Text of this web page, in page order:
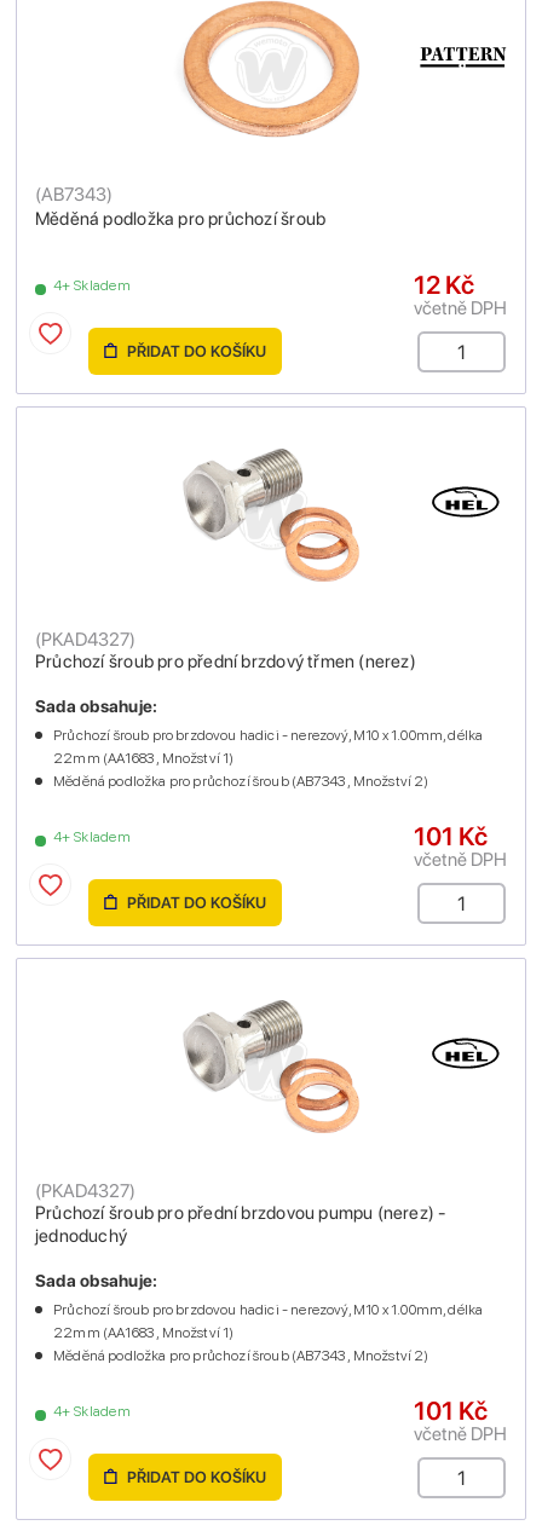
Měděná podložka pro průchozí šroub
(AB7343)
4+ Skladem 12 Kč
včetně DPH
PŘIDAT DO KOŠÍKU
Průchozí šroub pro přední brzdový třmen (nerez)
(PKAD4327)
4+ Skladem
Sada obsahuje:
Průchozí šroub pro brzdovou hadici - nerezový, M10 x 1.00mm, délka
22mm (AA1683 , Množství 1)
Měděná podložka pro průchozí šroub (AB7343 , Množství 2)
101 Kč
včetně DPH
PŘIDAT DO KOŠÍKU
Průchozí šroub pro přední brzdovou pumpu (nerez) -
jednoduchý
(PKAD4327)
4+ Skladem
Sada obsahuje:
Průchozí šroub pro brzdovou hadici - nerezový, M10 x 1.00mm, délka
22mm (AA1683 , Množství 1)
Měděná podložka pro průchozí šroub (AB7343 , Množství 2)
101 Kč
včetně DPH
PŘIDAT DO KOŠÍKU